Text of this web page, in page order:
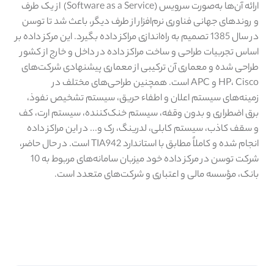
ارائه آن‌ها به‌صورت سرویس (Software as a Service) از یک طرف
و روندهای جهانی فناوری نرم‌افزار از طرف دیگر، باعث شد تا توسن
در سال 1385 تصمیم به راه‌اندازی مراکز داده بگیرد. این مرکز داده بر
اساس تجربیات طراحی و ساخت مراکز داده در داخل و خارج از کشور
طراحی شده و معماری آن ترکیبی از معماری پیشنهادی شرکت‌های
HP، Cisco و APC است. همچنین طراحی‌های مختلف در
زمینه‌های سیستم اعلان و اطفاء حریق، سیستم تشخیص نفوذ،
برق اضطراری و بدون وقفه، سیستم خنک‌کننده، سیستم ارت، کف
و سقف کاذب، سیستم کابلی، لدرینگ، رک و... در این مراکز داده
انجام شده و کاملاً مطابق با استاندارد TIA942 است. در حال حاضر،
شرکت توسن در مرکز داده خود میزبان سامانه‌های مربوط به 10
بانک، مؤسسه مالی و اعتباری و شرکت‌های متعدد است.